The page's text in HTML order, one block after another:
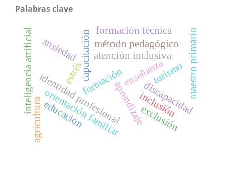
Palabras clave
formación
atención inclusiva
identidad profesionalenseñanza
aprendizajeinclusión
exclusión
discapacidad
capacitación
inteligencia artificial estrés
ansiedad maestro primario
método pedagógico
orientación familiar
agricultura
formación técnica
turismo
educación